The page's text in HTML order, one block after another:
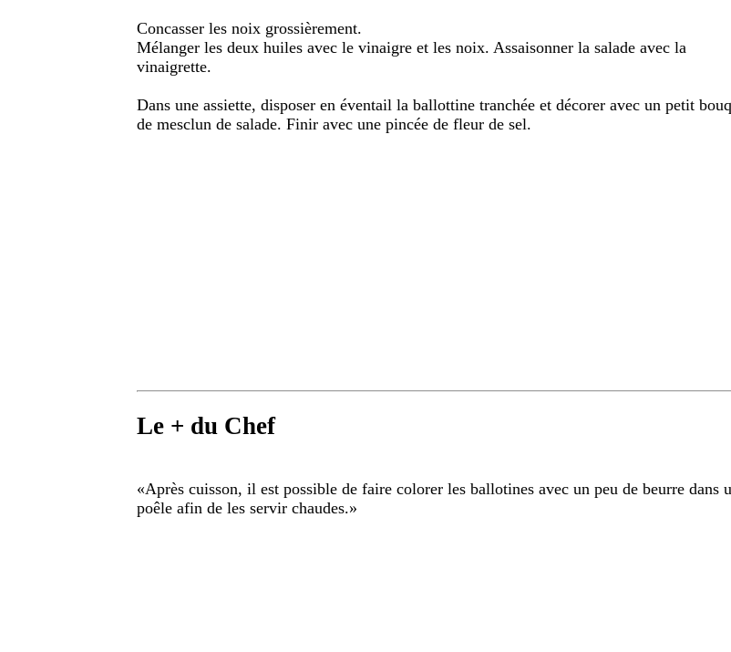
Concasser les noix grossièrement.
Mélanger les deux huiles avec le vinaigre et les noix. Assaisonner la salade avec la
vinaigrette.
Dans une assiette, disposer en éventail la ballottine tranchée et décorer avec un petit
de mesclun de salade. Finir avec une pincée de fleur de sel.
Le + du Chef
«Après cuisson, il est possible de faire colorer les ballotines avec un peu de beurre dans
poêle afin de les servir chaudes.»